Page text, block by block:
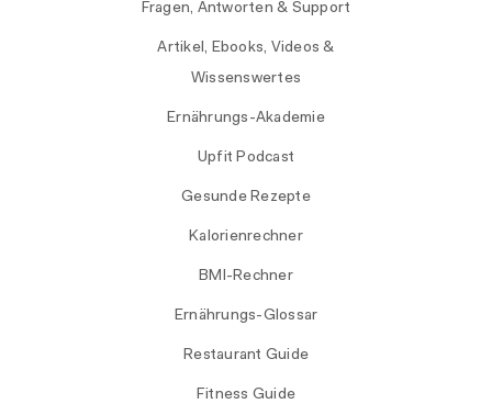
Fragen, Antworten & Support
Artikel, Ebooks, Videos &
Wissenswertes
Ernährungs-Akademie
Upfit Podcast
Gesunde Rezepte
Kalorienrechner
BMI-Rechner
Ernährungs-Glossar
Restaurant Guide
Fitness Guide